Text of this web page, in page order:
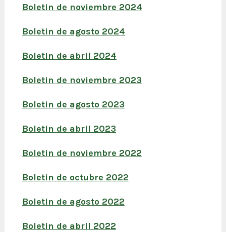
Boletin de noviembre 2024
Boletin de agosto 2024
Boletin de abril 2024
Boletin de noviembre 2023
Boletin de agosto 2023
Boletin de abril 2023
Boletin de noviembre 2022
Boletin de octubre 2022
Boletin de agosto 2022
Boletin de abril 2022